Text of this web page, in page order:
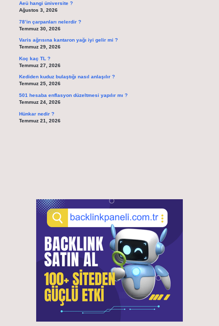
Aeü hangi üniversite ?
Ağustos 3, 2026
78’in çarpanları nelerdir ?
Temmuz 30, 2026
Varis ağrısına kantaron yağı iyi gelir mi ?
Temmuz 29, 2026
Koç kaç TL ?
Temmuz 27, 2026
Kediden kuduz bulaştığı nasıl anlaşılır ?
Temmuz 25, 2026
501 hesaba enflasyon düzeltmesi yapılır mı ?
Temmuz 24, 2026
Hünkar nedir ?
Temmuz 21, 2026